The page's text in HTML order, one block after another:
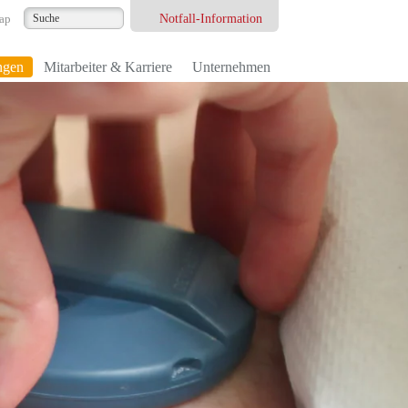
Notfall-Information
Mitarbeiter & Karriere Unternehmen